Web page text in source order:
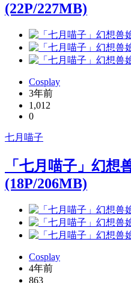
(22P/227MB)
Cosplay
3年前
1,012
0
七月喵子
「七月喵子」幻想
(18P/206MB)
Cosplay
4年前
863